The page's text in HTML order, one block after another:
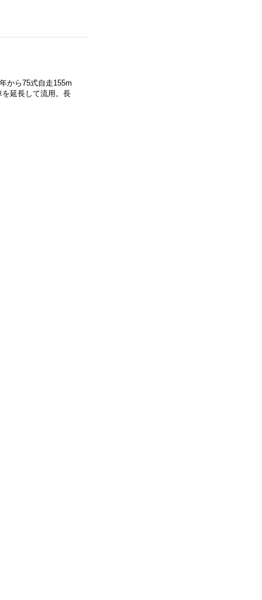
から75式自走155m
延長して流用。長